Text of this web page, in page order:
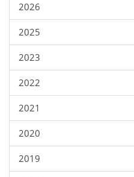
2026
2025
2023
2022
2021
2020
2019